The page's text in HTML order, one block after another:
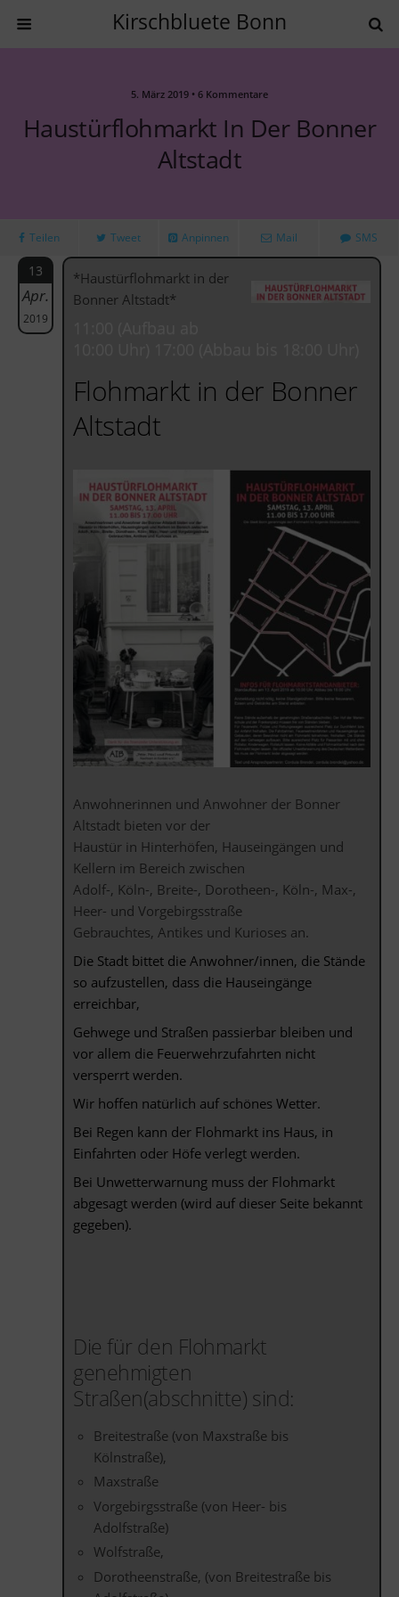
Kirschbluete Bonn
5. März 2019 • 6 Kommentare
Haustürflohmarkt In Der Bonner
Altstadt
Teilen Tweet Anpinnen Mail SMS
13
Apr.
2019
*Haustürflohmarkt in der
Bonner Altstadt*
Flohmarkt in der Bonner
Altstadt
Anwohnerinnen und Anwohner der Bonner
Altstadt bieten vor der
Haustür in Hinterhöfen, Hauseingängen und
Kellern im Bereich zwischen
Adolf-, Köln-, Breite-, Dorotheen-, Köln-, Max-,
Heer- und Vorgebirgsstraße
Gebrauchtes, Antikes und Kurioses an.
Die Stadt bittet die Anwohner/innen, die Stände
so aufzustellen, dass die Hauseingänge
erreichbar,
Gehwege und Straßen passierbar bleiben und
vor allem die Feuerwehrzufahrten nicht
versperrt werden.
Wir hoffen natürlich auf schönes Wetter.
Bei Regen kann der Flohmarkt ins Haus, in
Einfahrten oder Höfe verlegt werden.
Bei Unwetterwarnung muss der Flohmarkt
abgesagt werden (wird auf dieser Seite bekannt
gegeben).
Die für den Flohmarkt
genehmigten
Straßen(abschnitte) sind:
Breitestraße (von Maxstraße bis
Kölnstraße),
Maxstraße
Vorgebirgsstraße (von Heer- bis
Adolfstraße)
Wolfstraße,
Dorotheenstraße, (von Breitestraße bis